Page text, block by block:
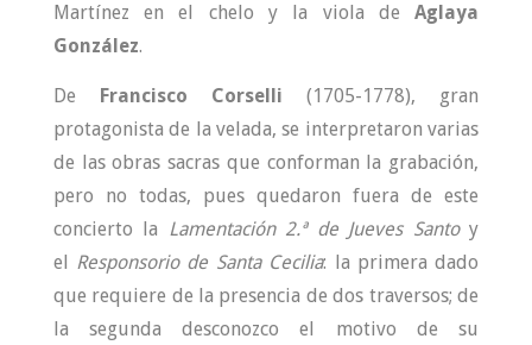
Martínez en el chelo y la viola deAglaya
González.
De Francisco Corselli (1705-1778), gran
protagonista de la velada, se interpretaron varias
de las obras sacras que conforman la grabación,
pero no todas, pues quedaron fuera de este
concierto la Lamentación 2.ª de Jueves Santoy
el
Responsorio de Santa Cecilia: la primera dado
que requiere de la presencia de dos traversos; de
la segunda desconozco el motivo de su